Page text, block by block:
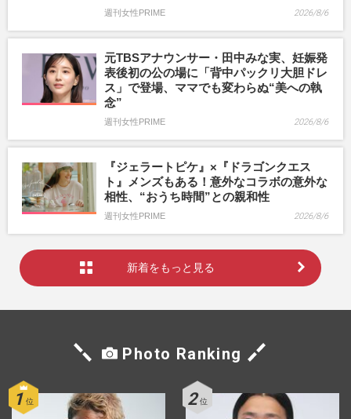
週刊女性PRIME 2026/8/6
元TBSアナウンサー・田中みな実、妊娠発
表後初の公の場に「背中パックリ大胆ドレ
ス」で登場、ママでも変わらぬ“美への執
念”
週刊女性PRIME 2026/8/6
『ジェラートピケ』×『ドラゴンクエス
ト』メンズもある！意外なコラボの意外な
相性、“おうち時間”との親和性
週刊女性PRIME 2026/8/6
新着をもっと見る
Photo Ranking